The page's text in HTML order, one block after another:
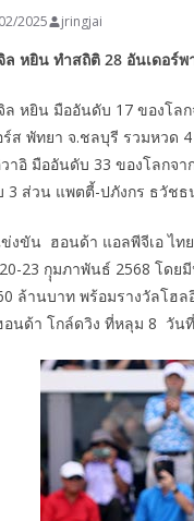
2025 jringjai
ล หยิน ทำสถิติ 28 อันเดอร์
ล หยิน มืออันดับ 17 ของโ
ส พัทยา จ.ชลบุรี รวมหวด
วาอิ มืออันดับ 33 ของโลก
3 ส่วน แพตตี้-ปภังกร ธวัช
งขัน ฮอนด้า แอลพีจีเอ ไ
23 กุุมภาพันธ์ 2568 โดย
ล้านบาท พร้อมรางวัลโฮ
อนด้า โกล์ดวิง ที่หลุม 8 วั